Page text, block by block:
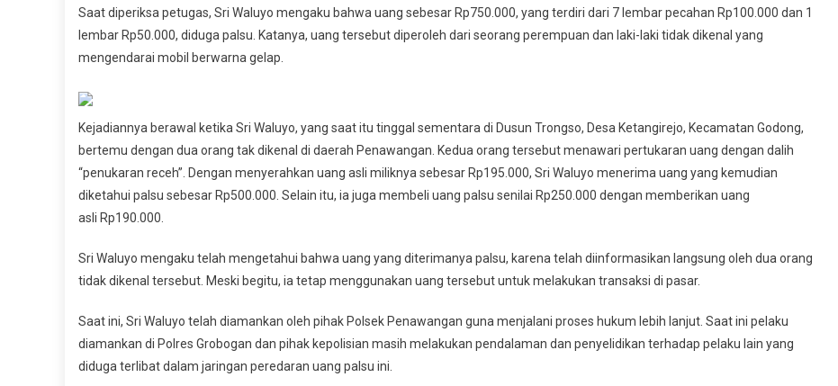
Saat diperiksa petugas, Sri Waluyo mengaku bahwa uang sebesar Rp750.000, yang terdiri dari 7 lembar pecahan Rp100.000 dan 1
lembar Rp50.000, diduga palsu. Katanya, uang tersebut diperoleh dari seorang perempuan dan laki-laki tidak dikenal yang
mengendarai mobil berwarna gelap.
Kejadiannya berawal ketika Sri Waluyo, yang saat itu tinggal sementara di Dusun Trongso, Desa Ketangirejo, Kecamatan Godong,
bertemu dengan dua orang tak dikenal di daerah Penawangan. Kedua orang tersebut menawari pertukaran uang dengan dalih
“penukaran receh”. Dengan menyerahkan uang asli miliknya sebesar Rp195.000, Sri Waluyo menerima uang yang kemudian
diketahui palsu sebesar Rp500.000. Selain itu, ia juga membeli uang palsu senilai Rp250.000 dengan memberikan uang
asli Rp190.000.
Sri Waluyo mengaku telah mengetahui bahwa uang yang diterimanya palsu, karena telah diinformasikan langsung oleh dua orang
tidak dikenal tersebut. Meski begitu, ia tetap menggunakan uang tersebut untuk melakukan transaksi di pasar.
Saat ini, Sri Waluyo telah diamankan oleh pihak Polsek Penawangan guna menjalani proses hukum lebih lanjut. Saat ini pelaku
diamankan di Polres Grobogan dan pihak kepolisian masih melakukan pendalaman dan penyelidikan terhadap pelaku lain yang
diduga terlibat dalam jaringan peredaran uang palsu ini.